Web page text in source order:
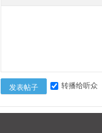
发表帖子 转播给听众